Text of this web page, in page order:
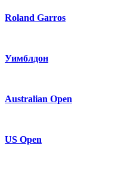
Roland Garros
Уимблдон
Australian Open
US Open